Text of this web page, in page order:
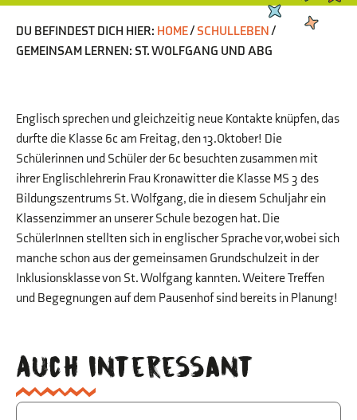
DU BEFINDEST DICH HIER: HOME/ SCHULLEBEN/
GEMEINSAM LERNEN: ST. WOLFGANG UND ABG
Englisch sprechen und gleichzeitig neue Kontakte knüpfen, das
durfte die Klasse 6c am Freitag, den 13.Oktober! Die
Schülerinnen und Schüler der 6c besuchten zusammen mit
ihrer Englischlehrerin Frau Kronawitter die Klasse MS 3 des
Bildungszentrums St. Wolfgang, die in diesem Schuljahr ein
Klassenzimmer an unserer Schule bezogen hat. Die
SchülerInnen stellten sich in englischer Sprache vor, wobei sich
manche schon aus der gemeinsamen Grundschulzeit in der
Inklusionsklasse von St. Wolfgang kannten. Weitere Treffen
und Begegnungen auf dem Pausenhof sind bereits in Planung!
Auch interessant